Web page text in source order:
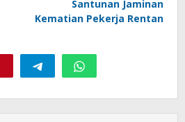
Santunan Jaminan
Kematian Pekerja Rentan